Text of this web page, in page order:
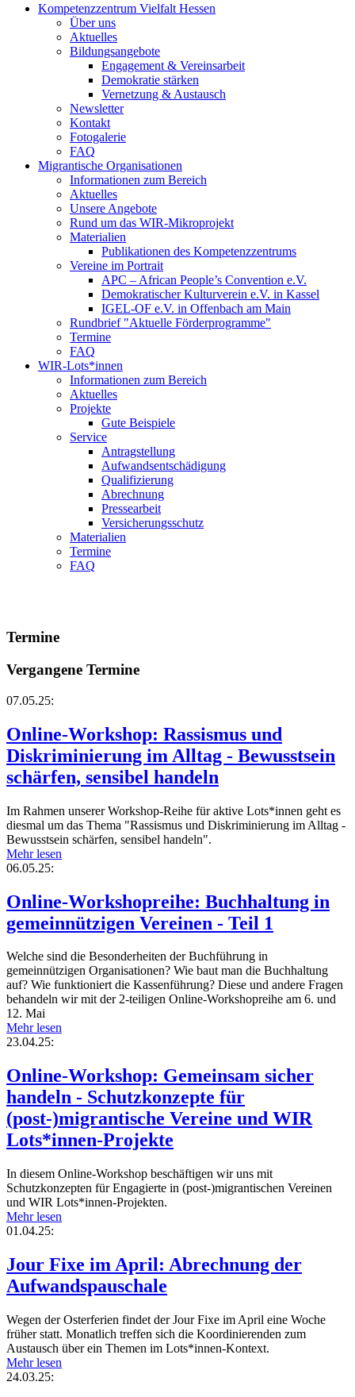
Kompetenzzentrum Vielfalt Hessen
Über uns
Aktuelles
Bildungsangebote
Engagement & Vereinsarbeit
Demokratie stärken
Vernetzung & Austausch
Newsletter
Kontakt
Fotogalerie
FAQ
Migrantische Organisationen
Informationen zum Bereich
Aktuelles
Unsere Angebote
Rund um das WIR-Mikroprojekt
Materialien
Publikationen des Kompetenzzentrums
Vereine im Portrait
APC – African People’s Convention e.V.
Demokratischer Kulturverein e.V. in Kassel
IGEL-OF e.V. in Offenbach am Main
Rundbrief "Aktuelle Förderprogramme"
Termine
FAQ
WIR-Lots*innen
Informationen zum Bereich
Aktuelles
Projekte
Gute Beispiele
Service
Antragstellung
Aufwandsentschädigung
Qualifizierung
Abrechnung
Pressearbeit
Versicherungsschutz
Materialien
Termine
FAQ
Termine
Vergangene Termine
07.05.25:
Online-Workshop: Rassismus und
Diskriminierung im Alltag - Bewusstsein
schärfen, sensibel handeln
Im Rahmen unserer Workshop-Reihe für aktive Lots*innen geht es
diesmal um das Thema "Rassismus und Diskriminierung im Alltag -
Bewusstsein schärfen, sensibel handeln".
Mehr lesen
06.05.25:
Online-Workshopreihe: Buchhaltung in
gemeinnützigen Vereinen - Teil 1
Welche sind die Besonderheiten der Buchführung in
gemeinnützigen Organisationen? Wie baut man die Buchhaltung
auf? Wie funktioniert die Kassenführung? Diese und andere Fragen
behandeln wir mit der 2-teiligen Online-Workshopreihe am 6. und
12. Mai
Mehr lesen
23.04.25:
Online-Workshop: Gemeinsam sicher
handeln - Schutzkonzepte für
(post-)migrantische Vereine und WIR
Lots*innen-Projekte
In diesem Online-Workshop beschäftigen wir uns mit
Schutzkonzepten für Engagierte in (post-)migrantischen Vereinen
und WIR Lots*innen-Projekten.
Mehr lesen
01.04.25:
Jour Fixe im April: Abrechnung der
Aufwandspauschale
Wegen der Osterferien findet der Jour Fixe im April eine Woche
früher statt. Monatlich treffen sich die Koordinierenden zum
Austausch über ein Themen im Lots*innen-Kontext.
Mehr lesen
24.03.25: